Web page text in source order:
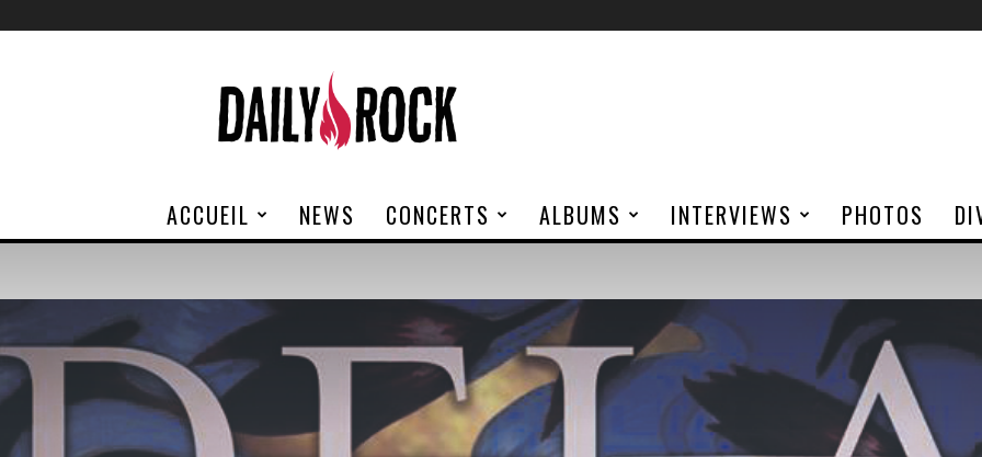
Rock
ACCUEIL NEWS CONCERTS ALBUMS INTERVIEWS PHOTOS